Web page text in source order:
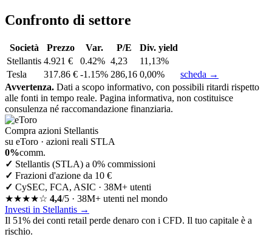
Confronto di settore
Società Prezzo Var. P/E
Div. yield
Stellantis 4.921 € 0.42% 4,23
11,13%
Tesla
317.86 € -1.15% 286,16 0,00%
scheda →
Avvertenza. Dati a scopo informativo, con possibili ritardi rispetto
alle fonti in tempo reale. Pagina informativa, non costituisce
consulenza né raccomandazione finanziaria.
Compra azioni Stellantis
su eToro · azioni reali STLA
0%comm.
✓ Stellantis (STLA) a 0% commissioni
✓ Frazioni d'azione da 10 €
✓ CySEC, FCA, ASIC · 38M+ utenti
★★★★☆ 4,4/5 · 38M+ utenti nel mondo
Investi in Stellantis →
Il 51% dei conti retail perde denaro con i CFD. Il tuo capitale è a
rischio.